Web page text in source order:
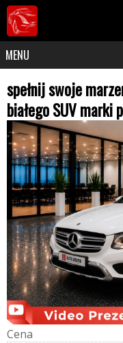
MENU
spełnij swoje
białego SUV marki
Cena